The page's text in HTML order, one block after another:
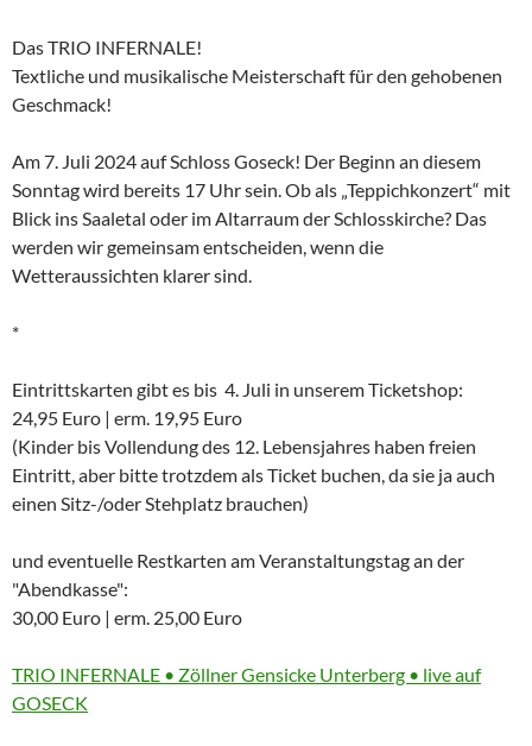
Das TRIO INFERNALE!
Textliche und musikalische Meisterschaft für den gehobenen
Geschmack!
Am 7. Juli 2024 auf Schloss Goseck! Der Beginn an diesem
Sonntag wird bereits 17 Uhr sein. Ob als „Teppichkonzert“ mit
Blick ins Saaletal oder im Altarraum der Schlosskirche? Das
werden wir gemeinsam entscheiden, wenn die
Wetteraussichten klarer sind.
*
Eintrittskarten gibt es bis 4. Juli in unserem Ticketshop:
24,95 Euro | erm. 19,95 Euro
(Kinder bis Vollendung des 12. Lebensjahres haben freien
Eintritt, aber bitte trotzdem als Ticket buchen, da sie ja auch
einen Sitz-/oder Stehplatz brauchen)
und eventuelle Restkarten am Veranstaltungstag an der
"Abendkasse":
30,00 Euro | erm. 25,00 Euro
More
information
TRIO INFERNALE • Zöllner Gensicke Unterberg • live auf
GOSECK